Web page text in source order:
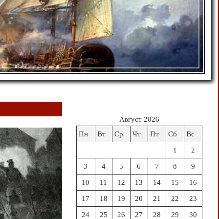
Август 2026
Пн
Вт Ср Чт Пт Сб Вс
1 2
3 4 5 6 7 8 9
10 11 12 13 14 15 16
17 18 19 20 21 22 23
24 25 26 27 28 29 30